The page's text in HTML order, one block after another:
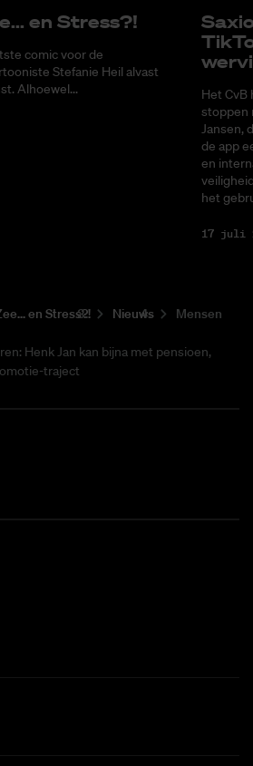
en Stress?!
comic voor de
Stefanie Heil alvast
Alhoewel...
Het CvB
stoppen
Jansen,
de app
en
het
17 juli
en Stress?! Nieuws
Mensen
Henk Jan kan bijna met pensioen,
traject